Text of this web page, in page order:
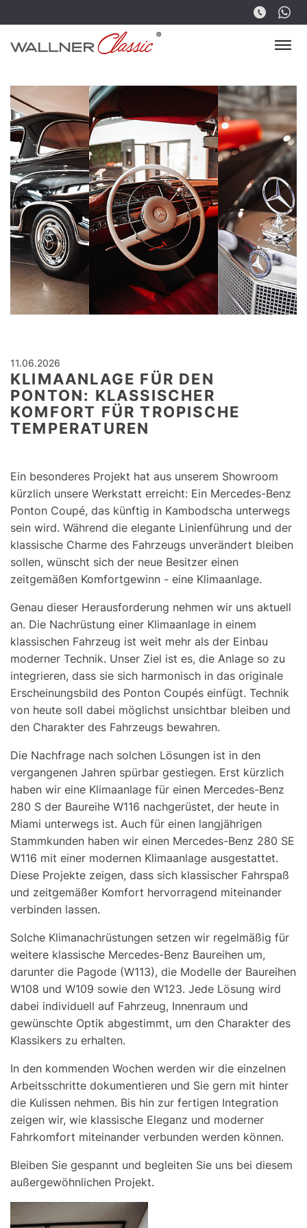
11.06.2026
KLIMAANLAGE FÜR DEN
PONTON: KLASSISCHER
KOMFORT FÜR TROPISCHE
TEMPERATUREN
Ein besonderes Projekt hat aus unserem Showroom
kürzlich unsere Werkstatt erreicht: Ein Mercedes-Benz
Ponton Coupé, das künftig in Kambodscha unterwegs
sein wird. Während die elegante Linienführung und der
klassische Charme des Fahrzeugs unverändert bleiben
sollen, wünscht sich der neue Besitzer einen
zeitgemäßen Komfortgewinn - eine Klimaanlage.
Genau dieser Herausforderung nehmen wir uns aktuell
an. Die Nachrüstung einer Klimaanlage in einem
klassischen Fahrzeug ist weit mehr als der Einbau
moderner Technik. Unser Ziel ist es, die Anlage so zu
integrieren, dass sie sich harmonisch in das originale
Erscheinungsbild des Ponton Coupés einfügt. Technik
von heute soll dabei möglichst unsichtbar bleiben und
den Charakter des Fahrzeugs bewahren.
Die Nachfrage nach solchen Lösungen ist in den
vergangenen Jahren spürbar gestiegen. Erst kürzlich
haben wir eine Klimaanlage für einen Mercedes-Benz
280 S der Baureihe W116 nachgerüstet, der heute in
Miami unterwegs ist. Auch für einen langjährigen
Stammkunden haben wir einen Mercedes-Benz 280 SE
W116 mit einer modernen Klimaanlage ausgestattet.
Diese Projekte zeigen, dass sich klassischer Fahrspaß
und zeitgemäßer Komfort hervorragend miteinander
verbinden lassen.
Solche Klimanachrüstungen setzen wir regelmäßig für
weitere klassische Mercedes-Benz Baureihen um,
darunter die Pagode (W113), die Modelle der Baureihen
W108 und W109 sowie den W123. Jede Lösung wird
dabei individuell auf Fahrzeug, Innenraum und
gewünschte Optik abgestimmt, um den Charakter des
Klassikers zu erhalten.
In den kommenden Wochen werden wir die einzelnen
Arbeitsschritte dokumentieren und Sie gern mit hinter
die Kulissen nehmen. Bis hin zur fertigen Integration
zeigen wir, wie klassische Eleganz und moderner
Fahrkomfort miteinander verbunden werden können.
Bleiben Sie gespannt und begleiten Sie uns bei diesem
außergewöhnlichen Projekt.